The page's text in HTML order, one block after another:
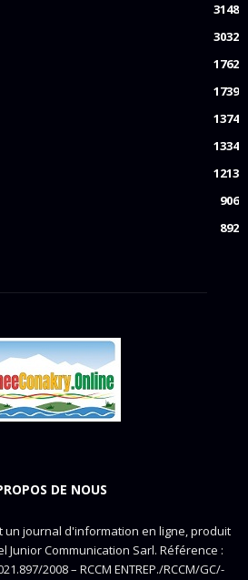
3148
3032
1762
1739
1374
1334
1213
906
892
DE NOUS
un journal d'information en ligne, produit
Junior Communication Sarl. Référence :
2008 – RCCM ENTREP./RCCM/GC/-